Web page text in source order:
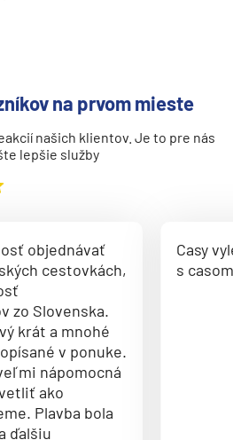
na prvom mieste
našich klientov. Je to pre nás
lepšie služby
objednávať
cestovkách,
zo Slovenska.
krát a mnohé
v ponuke.
nápomocná
ako
Plavba bola
ďalšiu
Casy
s